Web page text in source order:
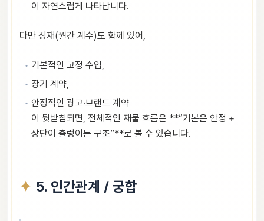
이 자연스럽게 나타납니다.
다만 정재(월간 계수)도 함께 있어,
기본적인 고정 수입,
장기 계약,
안정적인 광고·브랜드 계약
이 뒷받침되면, 전체적인 재물 흐름은 **“기본은 안정 +
상단이 출렁이는 구조”**로 볼 수 있습니다.
5. 인간관계 / 궁합